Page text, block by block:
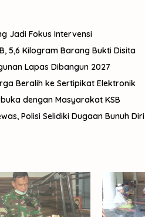
Jadi Fokus Intervensi
5,6 Kilogram Barang Bukti Disita
Lapas Dibangun 2027
Beralih ke Sertipikat Elektronik
dengan Masyarakat KSB
Polisi Selidiki Dugaan Bunuh Diri